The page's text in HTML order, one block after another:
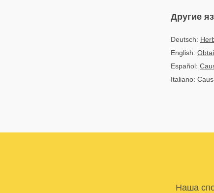
Другие
Deutsch:
English:
Español:
Italiano:
Наша